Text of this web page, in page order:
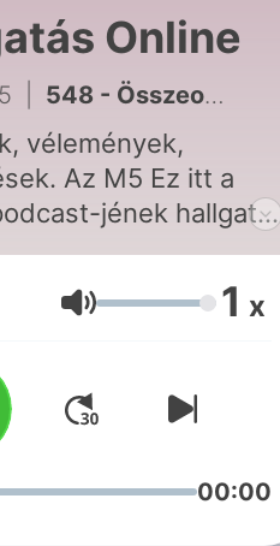
Online
548 - Összeomló mezőgazdaság? – ez a helyes vízgazdálkodás tétje (2026.06.18.)
vélemények,
Az M5 Ez itt a
jének hallgatói
történelmi és
vitákban
el.Hangerő 1 x
00:00